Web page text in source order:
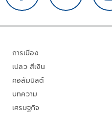
การเมือง
เปลว สีเงิน
คอลัมนิสต์
บทความ
เศรษฐกิจ